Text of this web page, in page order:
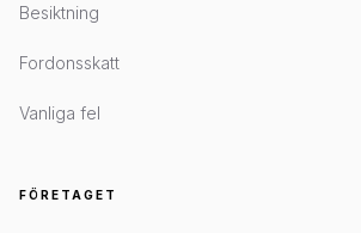
Besiktning
Fordonsskatt
Vanliga fel
FÖRETAGET